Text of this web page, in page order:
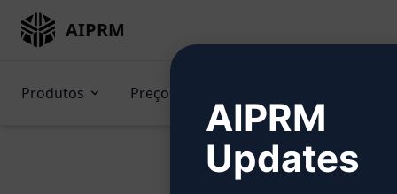
AIPRM
Produtos Preços
AIPRM
Updates